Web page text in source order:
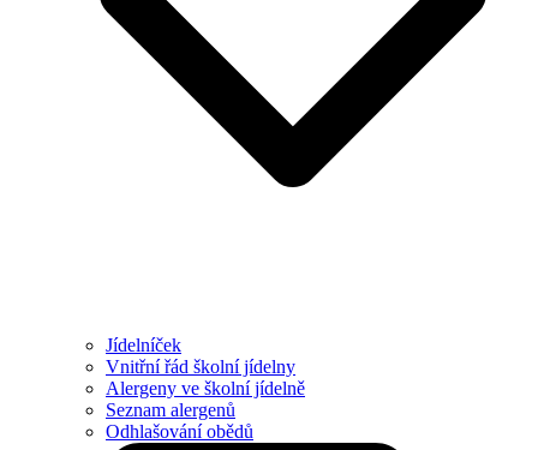
Jídelníček
Vnitřní řád školní jídelny
Alergeny ve školní jídelně
Seznam alergenů
Odhlašování obědů